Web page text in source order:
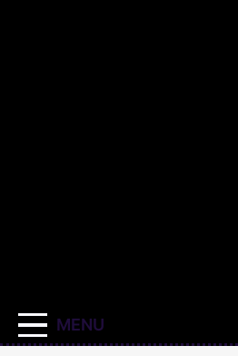
MENU